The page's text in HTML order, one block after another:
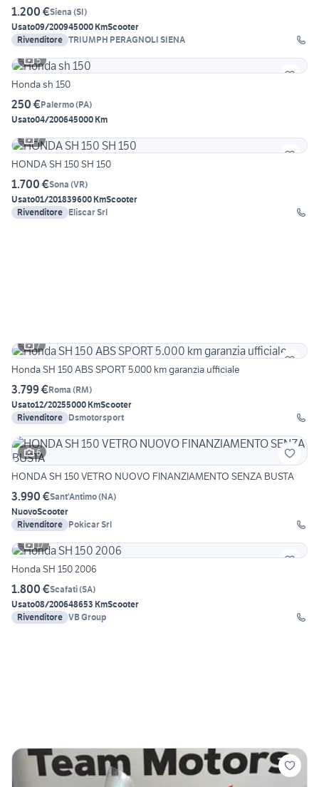
1.200 €Siena (SI)
Usato09/200945000 KmScooter
Rivenditore TRIUMPH PERAGNOLI SIENA
5
Honda sh 150
250 €Palermo(PA)
Usato04/200645000 Km
7
HONDA SH 150 SH 150
1.700 €Sona (VR)
Usato01/201839600 KmScooter
Rivenditore Eliscar Srl
7
Honda SH 150 ABS SPORT 5.000 km garanzia ufficiale
3.799 €Roma (RM)
Usato12/20255000 KmScooter
Rivenditore Dsmotorsport
6
HONDA SH 150 VETRO NUOVO FINANZIAMENTO SENZA BUSTA
3.990 €Sant'Antimo(NA)
NuovoScooter
Rivenditore Pokicar Srl
17
Honda SH 150 2006
1.800 €Scafati(SA)
Usato08/200648653 KmScooter
Rivenditore VB Group